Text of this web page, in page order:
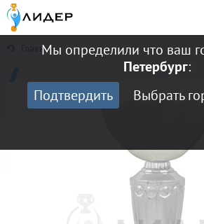
Мы определили что ваш
Петербург:
Подтвердить
Выбрать
Главная